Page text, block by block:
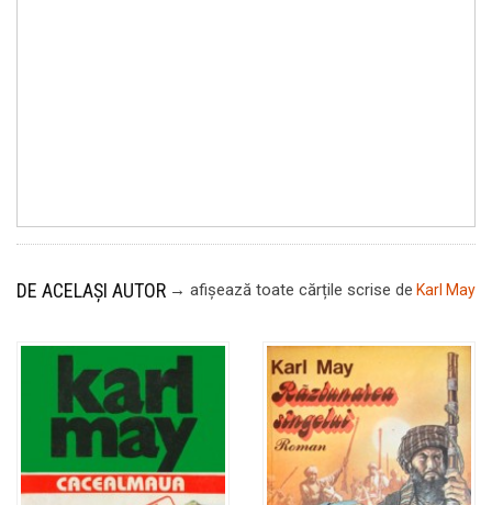
DE ACELAȘI AUTOR → afișează toate cărțile scrise de Karl May